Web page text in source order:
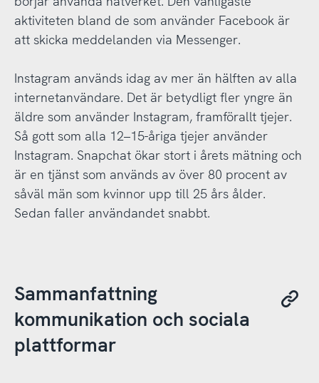
aktiviteten bland de som använder Facebook är
att skicka meddelanden via Messenger.
Instagram används idag av mer än hälften av alla
internetanvändare. Det är betydligt fler yngre än
äldre som använder Instagram, framförallt tjejer.
Så gott som alla 12–15-åriga tjejer använder
Instagram. Snapchat ökar stort i årets mätning och
är en tjänst som används av över 80 procent av
såväl män som kvinnor upp till 25 års ålder.
Sedan faller användandet snabbt.
Sammanfattning
kommunikation och sociala
plattformar